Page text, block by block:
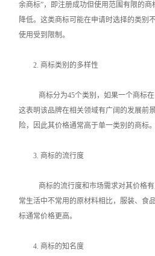
余商标”，即注册成功但使用范围有限的
降低。这类商标可能在申请时选择的类别
使用受到限制。
2. 商标类别的多样性
商标分为45个类别，如果一个商标在
这表明该品牌在相关领域有广阔的发展前
险，因此其价格通常高于单一类别的商标。
3. 商标的流行度
商标的流行度和市场需求对其价格
常生活中不常用的原材料相比，服装、食
标通常价格更高。
4. 商标的知名度